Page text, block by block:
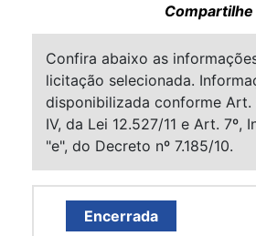
Confira abaixo as
licitação selecionada.
disponibilizada conforme Art.
IV, da Lei 12.527/11 e Art. 7º,
"e", do Decreto nº 7.185/10.
Encerrada